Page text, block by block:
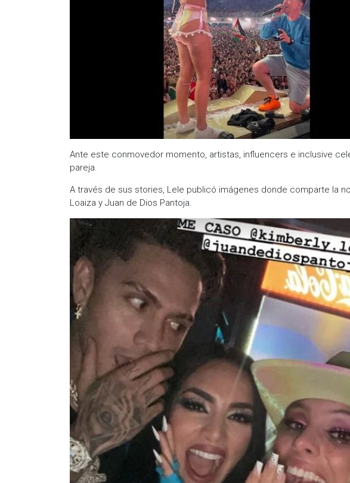
Ante este conmovedor momento, artistas, influencers e inclusive
pareja.
A través de sus stories, Lele publicó imágenes donde comparte la
Loaiza y Juan de Dios Pantoja.